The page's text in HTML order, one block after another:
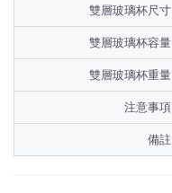
雙層玻璃杯尺寸
雙層玻璃杯容量
雙層玻璃杯重量
注意事項
備註